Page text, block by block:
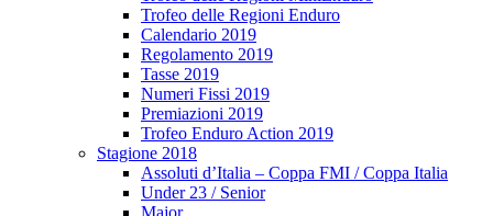
Trofeo delle Regioni Enduro
Calendario 2019
Regolamento 2019
Tasse 2019
Numeri Fissi 2019
Premiazioni 2019
Trofeo Enduro Action 2019
Stagione 2018
Assoluti d’Italia – Coppa FMI / Coppa Italia
Under 23 / Senior
Major